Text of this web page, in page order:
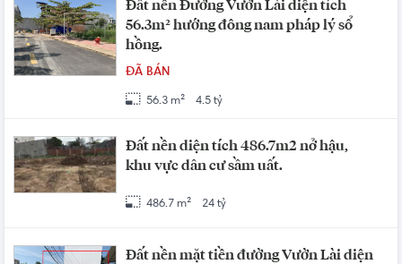
Đất nền Đường Vườn Lài diện tích
56.3m² hướng đông nam pháp lý sổ
hồng.
ĐÃ BÁN
56.3 m² 4.5 tỷ
Đất nền diện tích 486.7m2 nở hậu,
khu vực dân cư sầm uất.
486.7 m² 24 tỷ
Đất nền mặt tiền đường Vườn Lài diện